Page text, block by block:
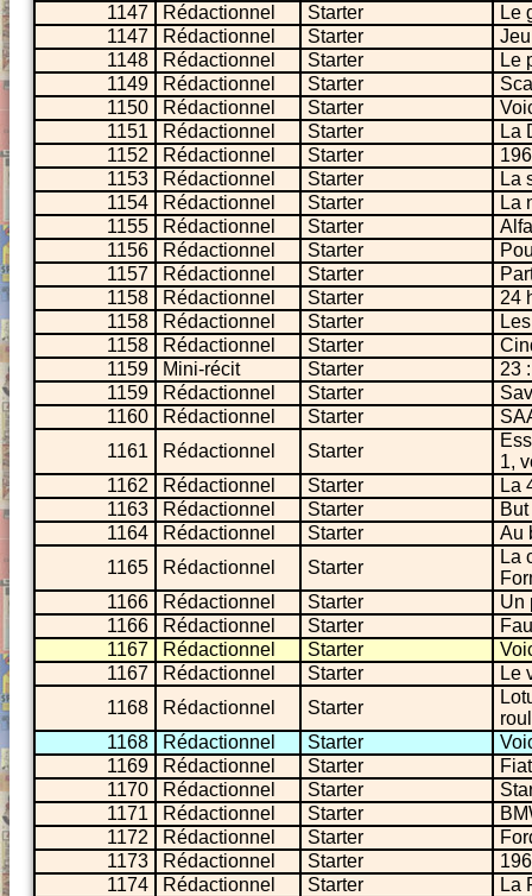
1147
Rédactionnel Starter
Le
1147
Rédactionnel Starter
1148
Rédactionnel Starter
Le
1149
Rédactionnel Starter
1150
Rédactionnel Starter
1151
Rédactionnel Starter
La
1152
Rédactionnel Starter
1153
Rédactionnel Starter
La
1154
Rédactionnel Starter
La
1155
Rédactionnel Starter
1156
Rédactionnel Starter
1157
Rédactionnel Starter
1158
Rédactionnel Starter
24
1158
Rédactionnel Starter
1158
Rédactionnel Starter
1159
Mini-récit Starter
23
1159
Rédactionnel Starter
1160
Rédactionnel Starter
1161
Rédactionnel Starter
1,
1162
Rédactionnel Starter
La
1163
Rédactionnel Starter
1164
Rédactionnel Starter
Au
1165
Rédactionnel Starter
La
1166
Rédactionnel Starter
Un
1166
Rédactionnel Starter
1167
Rédactionnel Starter
1167
Rédactionnel Starter
Le
1168
Rédactionnel Starter
1168
Rédactionnel Starter
1169
Rédactionnel Starter
1170
Rédactionnel Starter
1171
Rédactionnel Starter
1172
Rédactionnel Starter
1173
Rédactionnel Starter
1174
Rédactionnel Starter
La